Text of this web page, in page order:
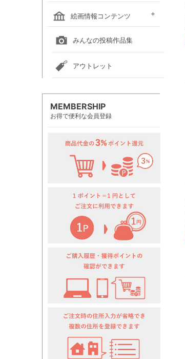
ホルベイン
クサカベ
レンブラント
ヴァンゴッホ
アムステルダム
リキテックス
ウィンザー＆ニュートン
ダーウェント
ターナー色彩
ファーバーカステル
吉祥
ナカガワ胡粉絵具
マルマン
瀬尾製額所
名村大成堂
マルオカ
すべてのメーカー・ブランド
絵画情報コンテンツ
全国の絵画教室一覧
全国の美術館一覧
全国の画廊一覧
みんなの投稿作品集
アウトレット
MEMBERSHIP
お得で便利な会員登録